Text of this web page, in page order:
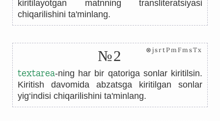
kiritilayotgan matnning transliteratsiyasi
chiqarilishini ta'minlang.
№2 ⊗jsrtPmFmsTx
textarea-ning har bir qatoriga sonlar kiritilsin.
Kiritish davomida abzatsga kiritilgan sonlar
yig‘indisi chiqarilishini ta'minlang.